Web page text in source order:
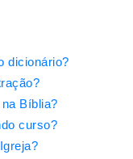
dicionário?
Bíblia?
curso?